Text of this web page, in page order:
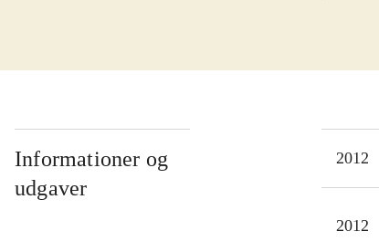
Informationer og
udgaver
2012
2012